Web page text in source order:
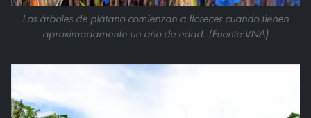
Los árboles de plátano comienzan a florecer cuando tienen
aproximadamente un año de edad. (Fuente:VNA)